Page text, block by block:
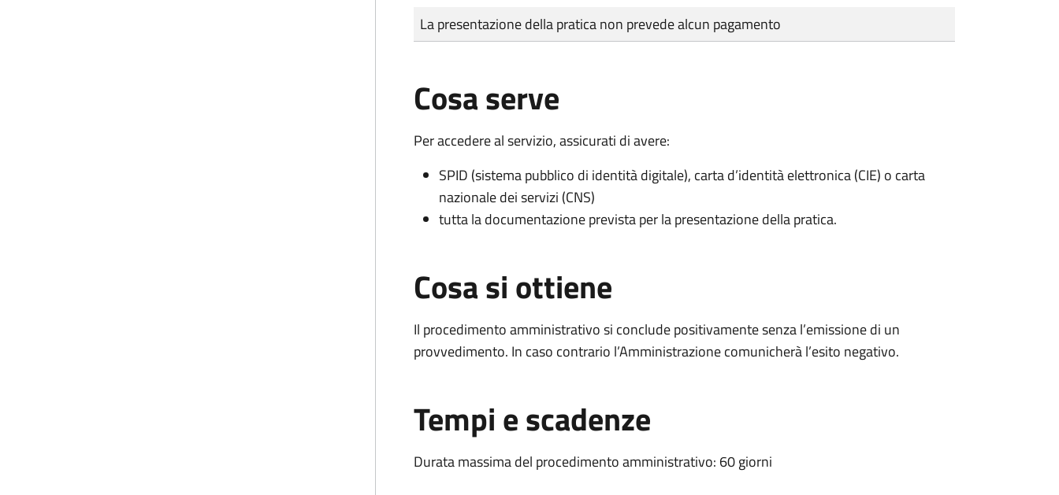
Tipo di pagamento
Importo
La presentazione della pratica non prevede alcun pagamento
Cosa serve
Per accedere al servizio, assicurati di avere:
SPID (sistema pubblico di identità digitale), carta d’identità elettronica (CIE) o carta
nazionale dei servizi (CNS)
tutta la documentazione prevista per la presentazione della pratica.
Cosa si ottiene
Il procedimento amministrativo si conclude positivamente senza l’emissione di un
provvedimento. In caso contrario l’Amministrazione comunicherà l’esito negativo.
Tempi e scadenze
Durata massima del procedimento amministrativo: 60 giorni